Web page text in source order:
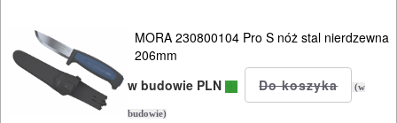
OSPRZĘT
AGREGATY
PRĄDOWE
MORA 230800104 Pro S nóż stal nierdzewna
206mm
w budowie PLN
(w
budowie)